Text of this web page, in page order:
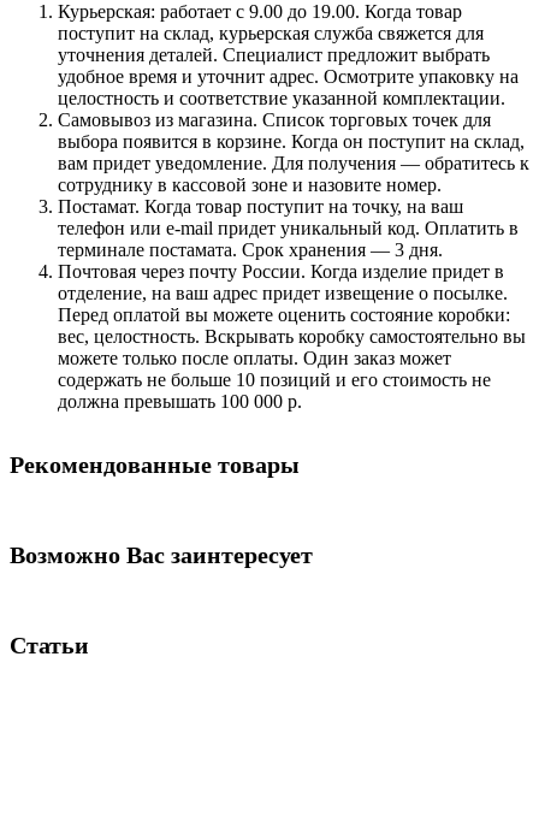
Курьерская: работает с 9.00 до 19.00. Когда товар
поступит на склад, курьерская служба свяжется для
уточнения деталей. Специалист предложит выбрать
удобное время и уточнит адрес. Осмотрите упаковку на
целостность и соответствие указанной комплектации.
Самовывоз из магазина. Список торговых точек для
выбора появится в корзине. Когда он поступит на склад,
вам придет уведомление. Для получения — обратитесь к
сотруднику в кассовой зоне и назовите номер.
Постамат. Когда товар поступит на точку, на ваш
телефон или e-mail придет уникальный код. Оплатить в
терминале постамата. Срок хранения — 3 дня.
Почтовая через почту России. Когда изделие придет в
отделение, на ваш адрес придет извещение о посылке.
Перед оплатой вы можете оценить состояние коробки:
вес, целостность. Вскрывать коробку самостоятельно вы
можете только после оплаты. Один заказ может
содержать не больше 10 позиций и его стоимость не
должна превышать 100 000 р.
Рекомендованные товары
Возможно Вас заинтересует
Статьи